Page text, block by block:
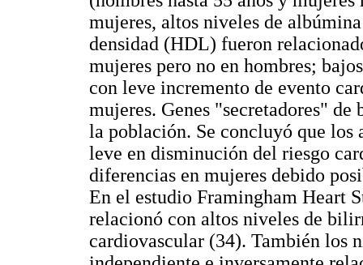
mujeres, altos niveles de
densidad (HDL) fueron
mujeres pero no en hombres;
con leve incremento de evento
mujeres. Genes "secretadores"
la población. Se concluyó que
leve en disminución del riesgo
diferencias en mujeres debido
En el estudio Framingham Heart
relacionó con altos niveles de
cardiovascular (34). También los